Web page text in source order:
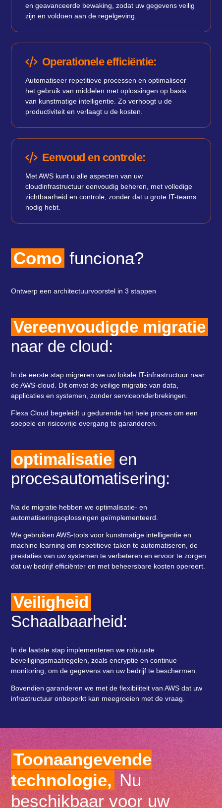
en geavanceerde bewaking, zodat uw gegevens veilig
zijn en voldoen aan de regelgeving.
Operationele efficiëntie:
Automatiseer repetitieve processen en optimaliseer
het gebruik van middelen met oplossingen op basis
van kunstmatige intelligentie. Zo verhoogt u de
productiviteit en verlaagt u de kosten.
Eenvoud en controle:
Met AWS kunt u alle aspecten van uw
cloudinfrastructuur eenvoudig beheren, met volledige
zichtbaarheid en controle, zonder dat u grote IT-teams
nodig hebt.
Como funciona?
Ontwerp een architectuurvoorstel in 3 stappen
Vereenvoudigde migratie
naar de cloud:
In de eerste stap migreren we uw lokale IT-infrastructuur naar
de AWS-cloud. Dit omvat de veilige migratie van data,
applicaties en systemen, zonder serviceonderbrekingen.
Flexa Cloud begeleidt u gedurende het hele proces om een ​​
soepele en risicovrije overgang te garanderen.
optimalisatie en
procesautomatisering:
Na de migratie hebben we optimalisatie- en
automatiseringsoplossingen geïmplementeerd.
We gebruiken AWS-tools voor kunstmatige intelligentie en
machine learning om repetitieve taken te automatiseren, de
prestaties van uw systemen te verbeteren en ervoor te zorgen
dat uw bedrijf efficiënter en met beheersbare kosten opereert.
Veiligheid
Schaalbaarheid:
In de laatste stap implementeren we robuuste
beveiligingsmaatregelen, zoals encryptie en continue
monitoring, om de gegevens van uw bedrijf te beschermen.
Bovendien garanderen we met de flexibiliteit van AWS dat uw
infrastructuur onbeperkt kan meegroeien met de vraag.
Toonaangevende
technologie, Nu
beschikbaar voor uw